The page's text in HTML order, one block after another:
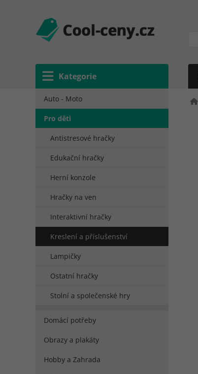
Kategorie
Auto - Moto
Pro děti
Antistresové hračky
Edukační hračky
Herní konzole
Hračky na ven
Interaktivní hračky
Kreslení a příslušenství
Lampičky
Ostatní hračky
Stolní a společenské hry
Domácí potřeby
Obrazy a plakáty
Hobby a Zahrada